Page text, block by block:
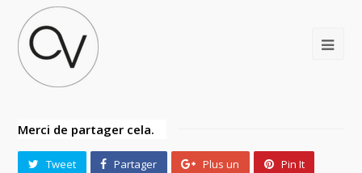
Merci de partager cela.
Tweet Partager Plus un Pin It